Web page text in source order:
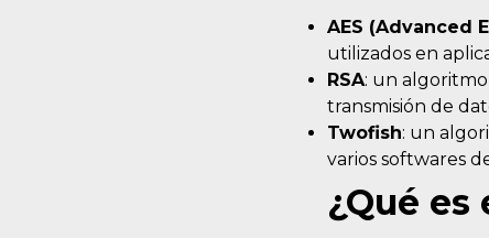
AES (Advanced
utilizados en
RSA: un
transmisión de
Twofish: un
varios softwares
¿Qué